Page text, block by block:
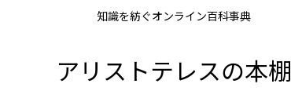
知識を紡ぐオンライン百科事典
アリストテレスの本棚